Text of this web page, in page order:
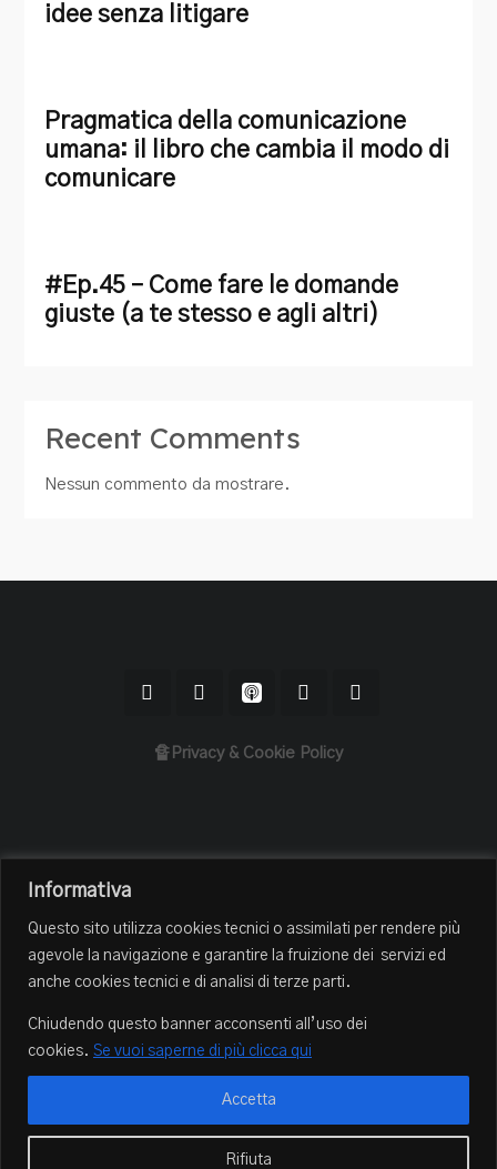
Informativa
Questo sito utilizza cookies tecnici o assimilati per rendere più
agevole la navigazione e garantire la fruizione dei servizi ed
anche cookies tecnici e di analisi di terze parti.
Chiudendo questo banner acconsenti all’uso dei
cookies. Se vuoi saperne di più clicca qui
Rifiuta
Accetta
idee senza litigare
Pragmatica della comunicazione
umana: il libro che cambia il modo di
comunicare
#Ep.45 – Come fare le domande
giuste (a te stesso e agli altri)
Recent Comments
Nessun commento da mostrare.
🔏Privacy & Cookie Policy
© 2022-2025, Hooman Mirmohammad sadeghi. Tutti i diritti
riservati.
Chi sono
Episodi
Blog